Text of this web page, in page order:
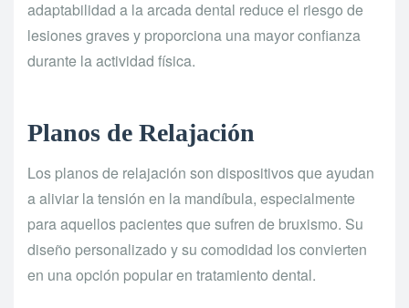
adaptabilidad a la arcada dental reduce el riesgo de
lesiones graves y proporciona una mayor confianza
durante la actividad física.
Planos de Relajación
Los planos de relajación son dispositivos que ayudan
a aliviar la tensión en la mandíbula, especialmente
para aquellos pacientes que sufren de bruxismo. Su
diseño personalizado y su comodidad los convierten
en una opción popular en tratamiento dental.